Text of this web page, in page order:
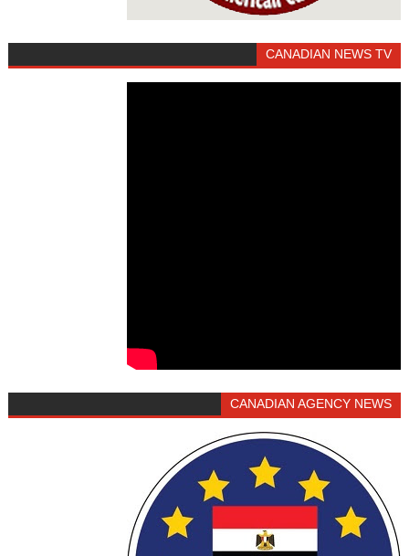
CANADIAN NEWS TV
CANADIAN AGENCY NEWS